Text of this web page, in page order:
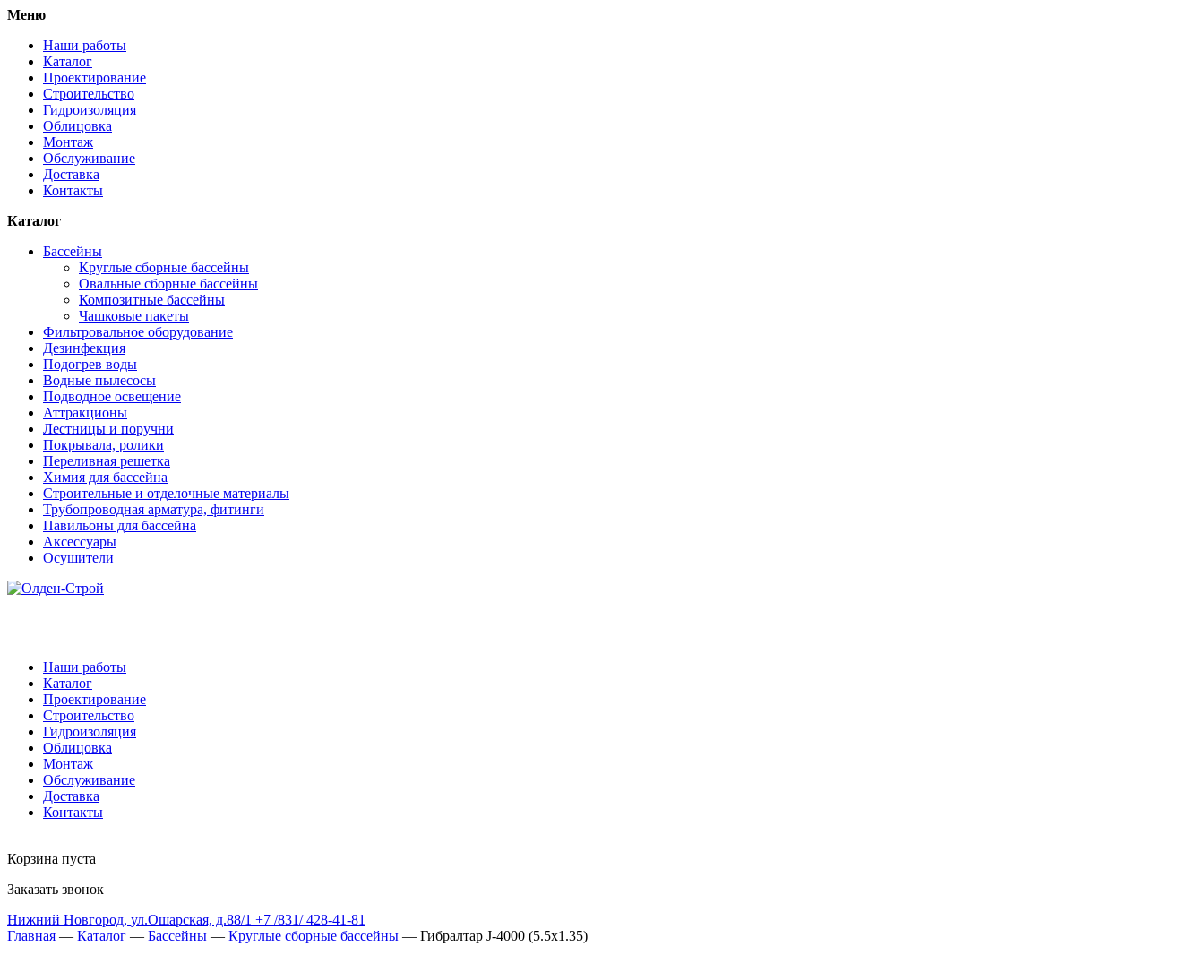
Меню
Наши работы
Каталог
Проектирование
Строительство
Гидроизоляция
Облицовка
Монтаж
Обслуживание
Доставка
Контакты
Каталог
Бассейны
Круглые сборные бассейны
Овальные сборные бассейны
Композитные бассейны
Чашковые пакеты
Фильтровальное оборудование
Дезинфекция
Подогрев воды
Водные пылесосы
Подводное освещение
Аттракционы
Лестницы и поручни
Покрывала, ролики
Переливная решетка
Химия для бассейна
Строительные и отделочные материалы
Трубопроводная арматура, фитинги
Павильоны для бассейна
Аксессуары
Осушители
Наши работы
Каталог
Проектирование
Строительство
Гидроизоляция
Облицовка
Монтаж
Обслуживание
Доставка
Контакты
Корзина пуста
Заказать звонок
Нижний Новгород, ул.Ошарская, д.88/1 +7 /831/428-41-81
Главная — Каталог — Бассейны — Круглые сборные бассейны — Гибралтар J-4000 (5.5х1.35)